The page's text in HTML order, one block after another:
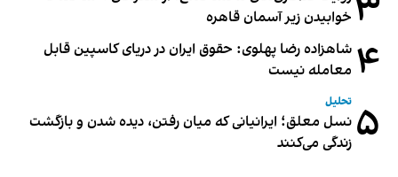
۳ خوابیدن زیر آسمان قاهره
۴ شاهزاده رضا پهلوی: حقوق ایران در دریای کاسپین قابل
معامله نیست
۵ تحلیل
نسل معلق؛ ایرانیانی که میان رفتن، دیده شدن و بازگشت
زندگی می‌کنند